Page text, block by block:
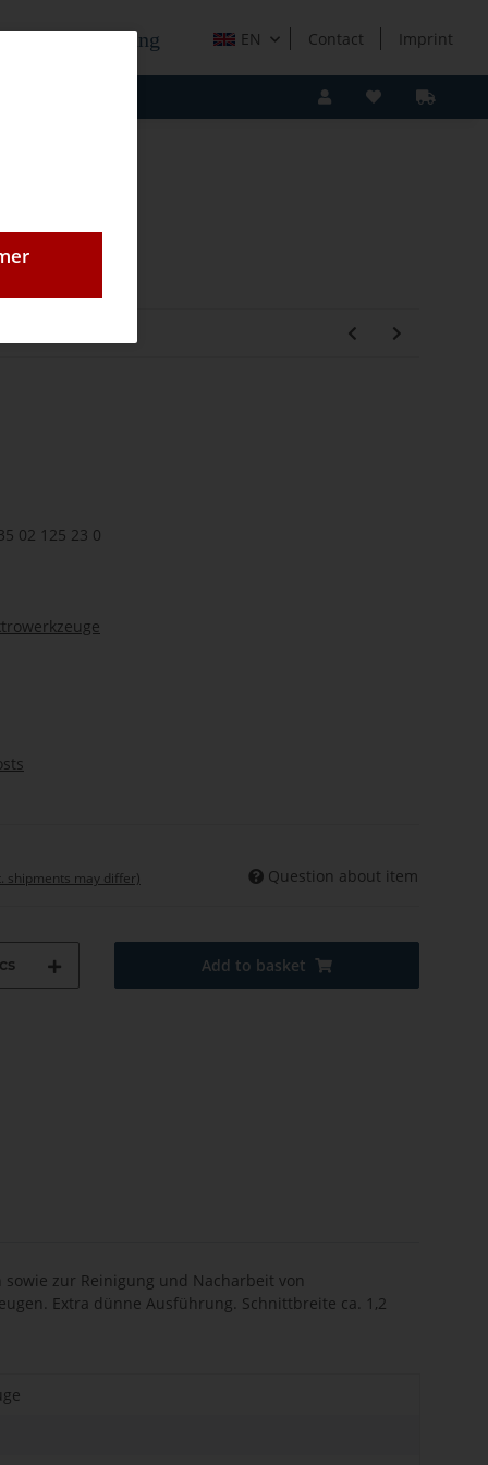
EN Contact Imprint
02 125 23 0
shipments may differ) Question about item
Add to basket
zur Reinigung und Nacharbeit von
Extra dünne Ausführung. Schnittbreite ca. 1,2